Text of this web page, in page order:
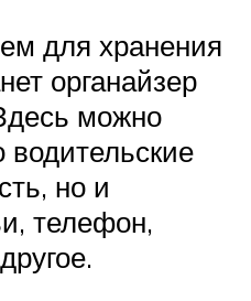
для хранения
органайзер
можно
водительские
но и
телефон,